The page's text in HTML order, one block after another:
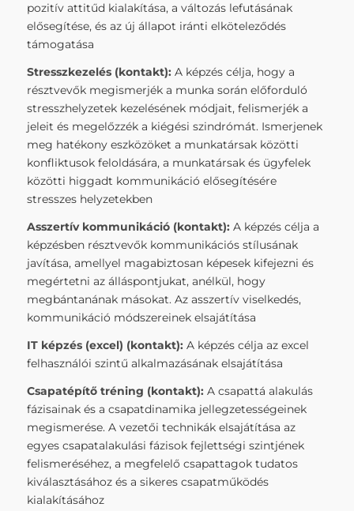
pozitív attitűd kialakítása, a változás lefutásának
elősegítése, és az új állapot iránti elköteleződés
támogatása
Stresszkezelés (kontakt): A képzés célja, hogy a
résztvevők megismerjék a munka során előforduló
stresszhelyzetek kezelésének módjait, felismerjék a
jeleit és megelőzzék a kiégési szindrómát. Ismerjenek
meg hatékony eszközöket a munkatársak közötti
konfliktusok feloldására, a munkatársak és ügyfelek
közötti higgadt kommunikáció elősegítésére
stresszes helyzetekben
Asszertív kommunikáció (kontakt): A képzés célja a
képzésben résztvevők kommunikációs stílusának
javítása, amellyel magabiztosan képesek kifejezni és
megértetni az álláspontjukat, anélkül, hogy
megbántanának másokat. Az asszertív viselkedés,
kommunikáció módszereinek elsajátítása
IT képzés (excel) (kontakt): A képzés célja az excel
felhasználói szintű alkalmazásának elsajátítása
Csapatépítő tréning (kontakt): A csapattá alakulás
fázisainak és a csapatdinamika jellegzetességeinek
megismerése. A vezetői technikák elsajátítása az
egyes csapatalakulási fázisok fejlettségi szintjének
felismeréséhez, a megfelelő csapattagok tudatos
kiválasztásához és a sikeres csapatműködés
kialakításához